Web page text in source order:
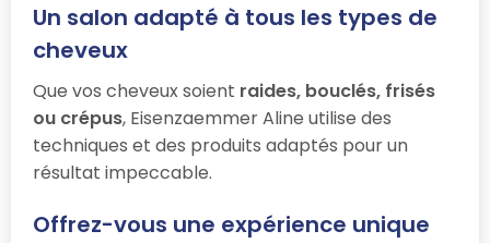
Un salon adapté à tous les types de
cheveux
Que vos cheveux soient raides, bouclés, frisés
ou crépus, Eisenzaemmer Aline utilise des
techniques et des produits adaptés pour un
résultat impeccable.
Offrez-vous une expérience unique